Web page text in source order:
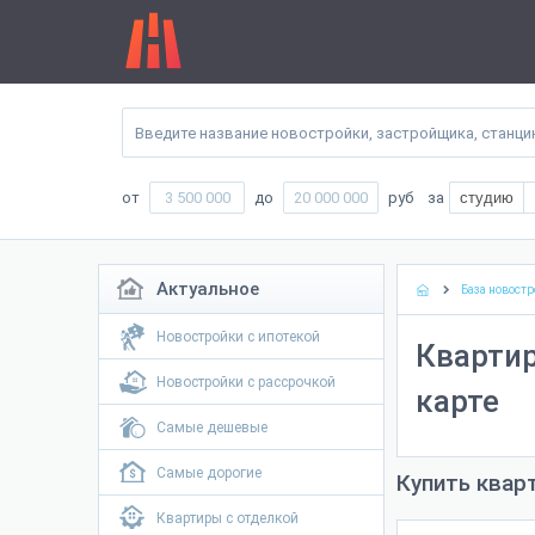
от до руб за студию
Актуальное
Новостройки с ипотекой
Новостройки с рассрочкой
Самые дешевые
Самые дорогие
Квартиры с отделкой
База
карте
Купить